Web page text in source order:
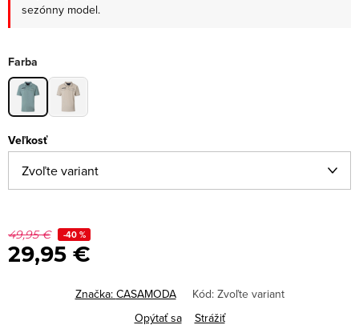
sezónny model.
Farba
Veľkosť
49,95 € -40 %
29,95 €
Značka: CASAMODA Kód: Zvoľte variant
Opýtať sa
Strážiť